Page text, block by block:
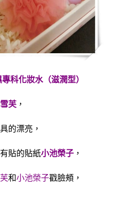
科化妝水（滋潤型）
芙 ，
的漂亮，
貼的貼紙小池榮子 ，
和小池榮子戳臉頰，